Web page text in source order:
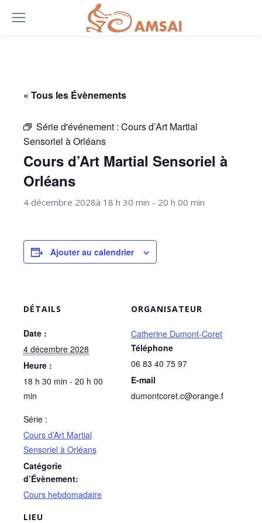
« Tous les Évènements
Série d'événement : Cours d’Art Martial
Sensoriel à Orléans
Cours d’Art Martial Sensoriel à
Orléans
4 décembre 2028à 18 h 30 min - 20 h 00 min
Ajouter au calendrier
DÉTAILS
Date :
4 décembre 2028
Heure :
18 h 30 min - 20 h 00
min
Série :
Cours d’Art Martial
Sensoriel à Orléans
Catégorie
d’Évènement:
Cours hebdomadaire
LIEU
ORGANISATEUR
Catherine Dumont-Coret
Téléphone
06 83 40 75 97
E-mail
dumontcoret.c@orange.f